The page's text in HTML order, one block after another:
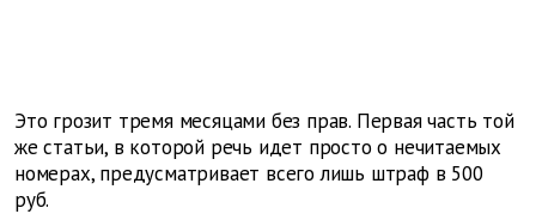
Это грозит тремя месяцами без прав. Первая часть той
же статьи, в которой речь идет просто о нечитаемых
номерах, предусматривает всего лишь штраф в 500
руб.